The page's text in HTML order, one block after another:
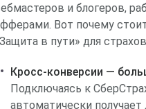
и блогеров,
Вот почему
в пути» для
Кросс-конверсии —
Подключаясь к
автоматически